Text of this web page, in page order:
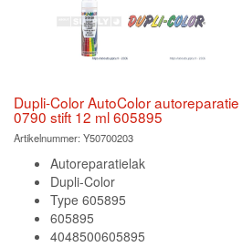
Dupli-Color AutoColor
0790 stift 12 ml 605895
Artikelnummer: Y50700203
Autoreparatielak
Dupli-Color
Type 605895
605895
4048500605895